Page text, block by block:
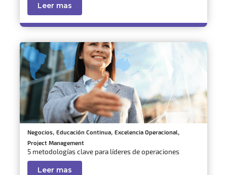
Leer mas
Negocios, Educación Continua, Excelencia Operacional,
Project Management
5 metodologías clave para líderes de operaciones
Leer mas